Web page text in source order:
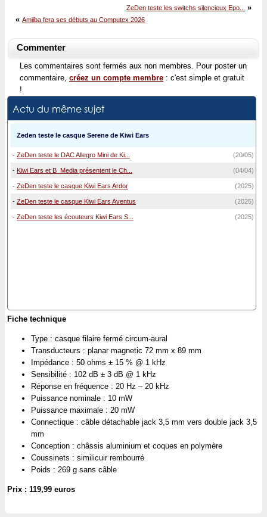
ZeDen teste les switchs silencieux Epo...
»
« Amiiba fera ses débuts au Computex 2026
Commenter
Les commentaires sont fermés aux non membres. Pour poster un
commentaire, créez un compte membre : c'est simple et gratuit
!
Actu du même sujet
Zeden teste le casque Serene de Kiwi Ears
- ZeDen teste le DAC Allegro Mini de Ki... (20/05)
- Kiwi Ears et B_Media présentent le Ch... (04/04)
- ZeDen teste le casque Kiwi Ears Ardor (2025)
- ZeDen teste le casque Kiwi Ears Aventus (2025)
- ZeDen teste les écouteurs Kiwi Ears S... (2025)
Fiche technique
Type : casque filaire fermé circum-aural
Transducteurs : planar magnetic 72 mm x 89 mm
Impédance : 50 ohms ± 15 % @ 1 kHz
Sensibilité : 102 dB ± 3 dB @ 1 kHz
Réponse en fréquence : 20 Hz – 20 kHz
Puissance nominale : 10 mW
Puissance maximale : 20 mW
Connectique : câble détachable jack 3,5 mm vers double jack 3,5
mm
Conception : châssis aluminium et coques en polymère
Coussinets : similicuir rembourré
Poids : 269 g sans câble
Prix : 119,99 euros